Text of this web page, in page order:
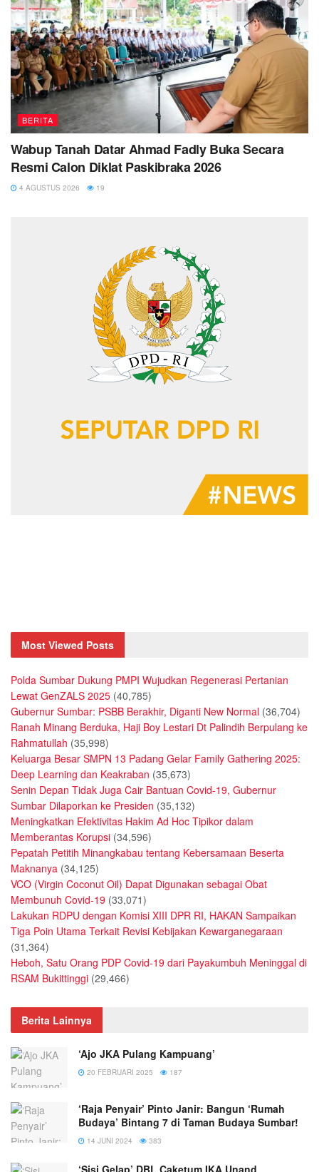
BERITA
Wabup Tanah Datar Ahmad Fadly Buka Secara
Resmi Calon Diklat Paskibraka 2026
4 AGUSTUS 2026 19
Most Viewed Posts
Polda Sumbar Dukung PMPI Wujudkan Regenerasi Pertanian
Lewat GenZALS 2025 (40,785)
Gubernur Sumbar: PSBB Berakhir, Diganti New Normal (36,704)
Ranah Minang Berduka, Haji Boy Lestari Dt Palindih Berpulang ke
Rahmatullah (35,998)
Keluarga Besar SMPN 13 Padang Gelar Family Gathering 2025:
Deep Learning dan Keakraban (35,673)
Senin Depan Tidak Juga Cair Bantuan Covid-19, Gubernur
Sumbar Dilaporkan ke Presiden (35,132)
Meningkatkan Efektivitas Hakim Ad Hoc Tipikor dalam
Memberantas Korupsi (34,596)
Pepatah Petitih Minangkabau tentang Kebersamaan Beserta
Maknanya (34,125)
VCO (Virgin Coconut Oil) Dapat Digunakan sebagai Obat
Membunuh Covid-19 (33,071)
Lakukan RDPU dengan Komisi XIII DPR RI, HAKAN Sampaikan
Tiga Poin Utama Terkait Revisi Kebijakan Kewarganegaraan
(31,364)
Heboh, Satu Orang PDP Covid-19 dari Payakumbuh Meninggal di
RSAM Bukittinggi (29,466)
Berita Lainnya
‘Ajo JKA Pulang Kampuang’
20 FEBRUARI 2025 187
‘Raja Penyair’ Pinto Janir: Bangun ‘Rumah
Budaya’ Bintang 7 di Taman Budaya Sumbar!
14 JUNI 2024 383
‘Sisi Gelap’ DBL Caketum IKA Unand